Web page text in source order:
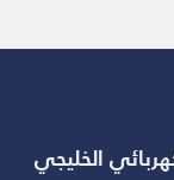
الخليجي